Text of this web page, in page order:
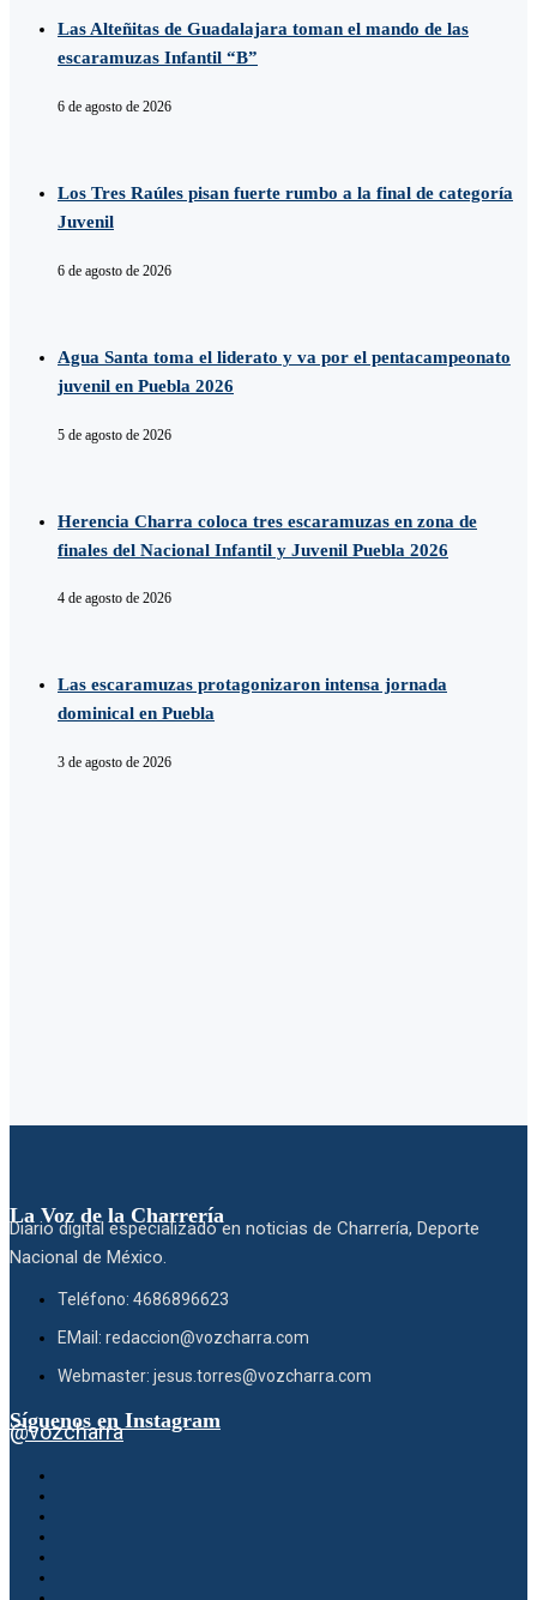
Las Alteñitas de Guadalajara toman el mando de las
escaramuzas Infantil “B”
6 de agosto de 2026
Los Tres Raúles pisan fuerte rumbo a la final de categoría
Juvenil
6 de agosto de 2026
Agua Santa toma el liderato y va por el pentacampeonato
juvenil en Puebla 2026
5 de agosto de 2026
Herencia Charra coloca tres escaramuzas en zona de
finales del Nacional Infantil y Juvenil Puebla 2026
4 de agosto de 2026
Las escaramuzas protagonizaron intensa jornada
dominical en Puebla
3 de agosto de 2026
La Voz de la Charrería
Diario digital especializado en noticias de Charrería, Deporte
Nacional de México.
Teléfono: 4686896623
EMail: redaccion@vozcharra.com
Webmaster: jesus.torres@vozcharra.com
Síguenos en Instagram
@vozcharra